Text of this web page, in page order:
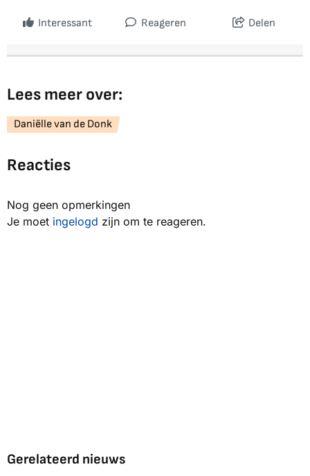
Interessant Reageren Delen
Lees meer over:
Daniëlle van de Donk
Reacties
Nog geen opmerkingen
Je moet ingelogd zijn om te reageren.
Gerelateerd nieuws